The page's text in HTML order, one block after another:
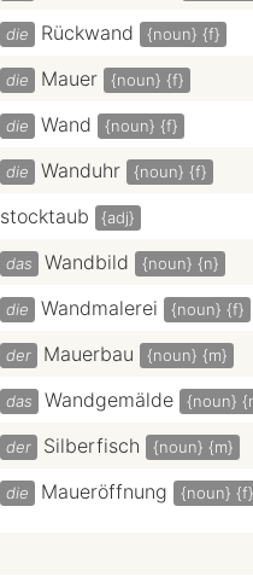
die Rückwand {noun} {f}
die Mauer {noun} {f}
die Wand {noun} {f}
die Wanduhr {noun} {f}
stocktaub {adj}
das Wandbild {noun} {n}
die Wandmalerei {noun} {f}
der Mauerbau {noun} {m}
das Wandgemälde {noun}
der Silberfisch {noun} {m}
die Maueröffnung {noun} {f}